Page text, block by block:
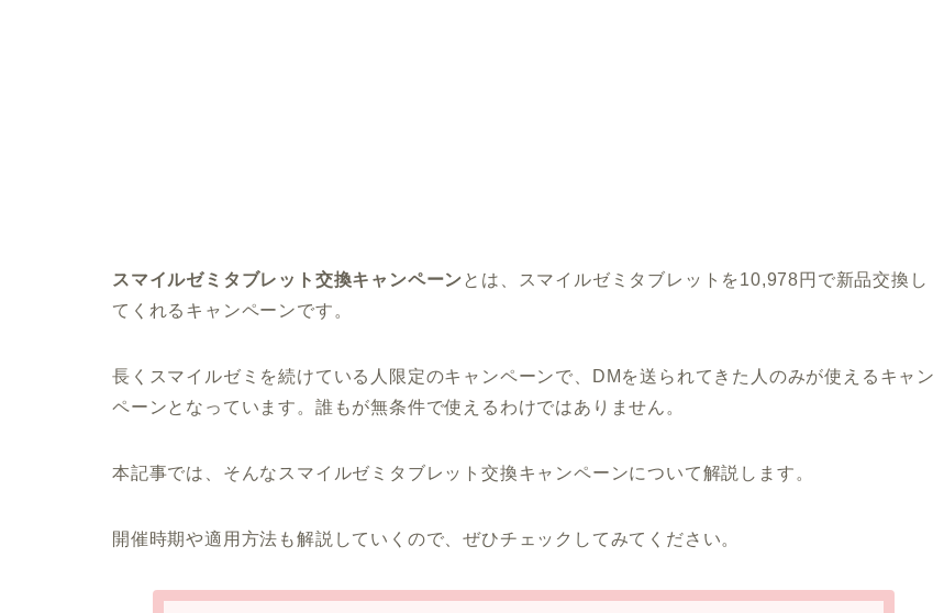
スマイルゼミタブレット交換キャンペーンとは、スマイルゼミタブレットを10,978円で新品交換し
てくれるキャンペーンです。
長くスマイルゼミを続けている人限定のキャンペーンで、DMを送られてきた人のみが使えるキャン
ペーンとなっています。誰もが無条件で使えるわけではありません。
本記事では、そんなスマイルゼミタブレット交換キャンペーンについて解説します。
開催時期や適用方法も解説していくので、ぜひチェックしてみてください。